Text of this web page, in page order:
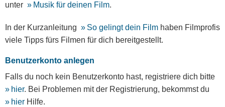
unter
Musik für deinen Film.
In der Kurzanleitung So gelingt dein Film haben Filmprofis
viele Tipps fürs Filmen für dich bereitgestellt.
Benutzerkonto anlegen
Falls du noch kein Benutzerkonto hast, registriere dich bitte
hier. Bei Problemen mit der Registrierung, bekommst du
hier Hilfe.